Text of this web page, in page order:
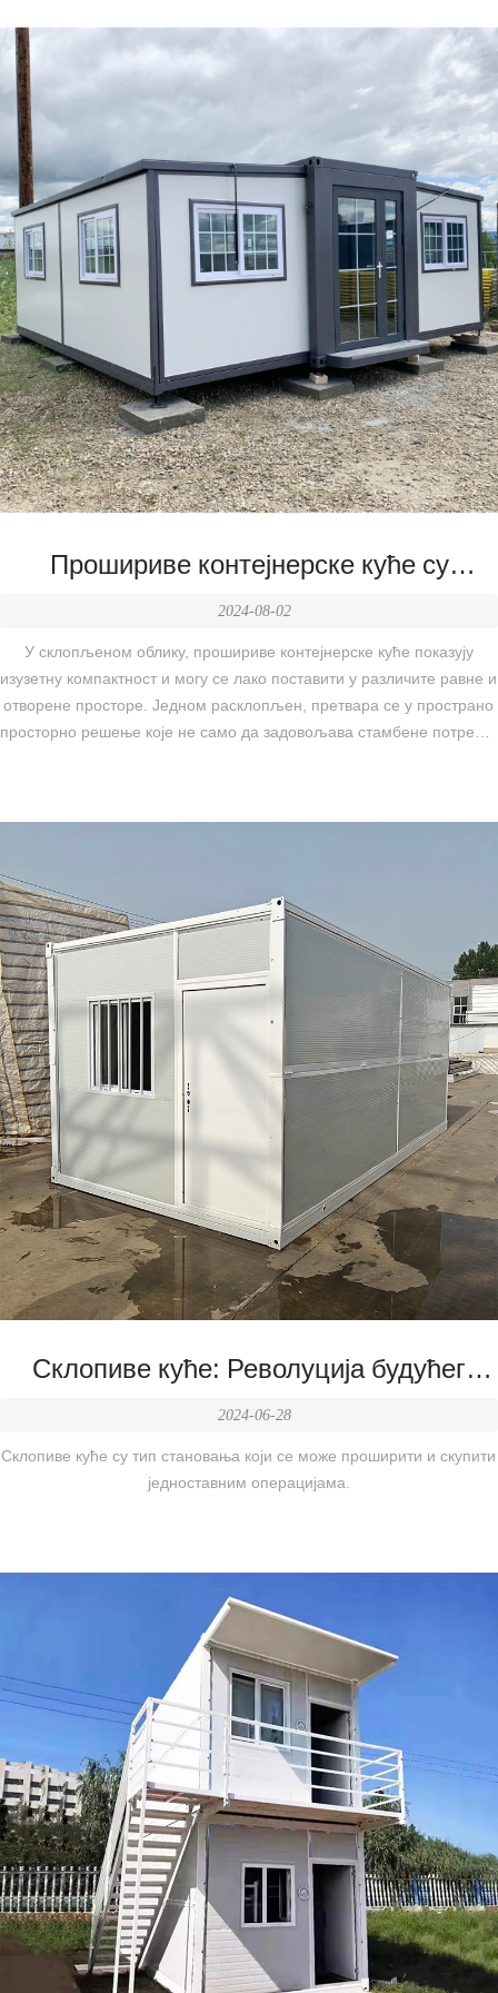
Прошириве контејнерске куће су
потпуно функционалне и широко
2024-08-02
У склопљеном облику, прошириве контејнерске куће показују
изузетну компактност и могу се лако поставити у различите равне и
отворене просторе. Једном расклопљен, претвара се у пространо
просторно решење које не само да задовољава стамбене потребе,
Склопиве куће: Револуција будућег
становања
2024-06-28
Склопиве куће су тип становања који се може проширити и скупити
једноставним операцијама.